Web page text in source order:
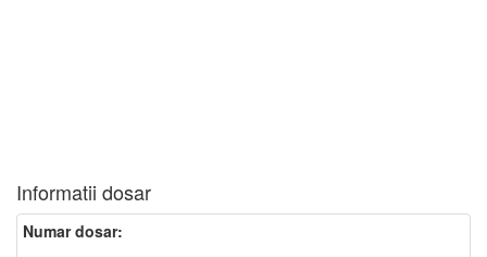
Informatii dosar
Numar dosar: